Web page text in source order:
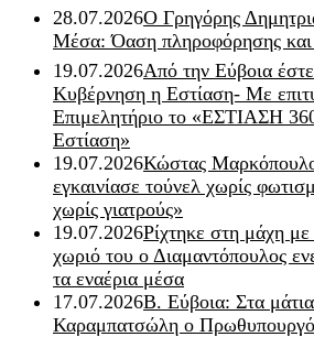
28.07.2026Ο Γρηγόρης
Μέσα: Όαση πληροφόρησης και
19.07.2026Από την Εύβοια
Κυβέρνηση η Εστίαση- Με
Επιμελητήριο το «ΕΣΤΙΑΣΗ
Εστίαση»
19.07.2026Κώστας
εγκαινίασε τούνελ χωρίς
χωρίς γιατρούς»
19.07.2026Ρίχτηκε στη μάχη
χωριό του ο Διαμαντόπουλος
τα εναέρια μέσα
17.07.2026Β. Εύβοια: Στα
Καραμπατσώλη ο